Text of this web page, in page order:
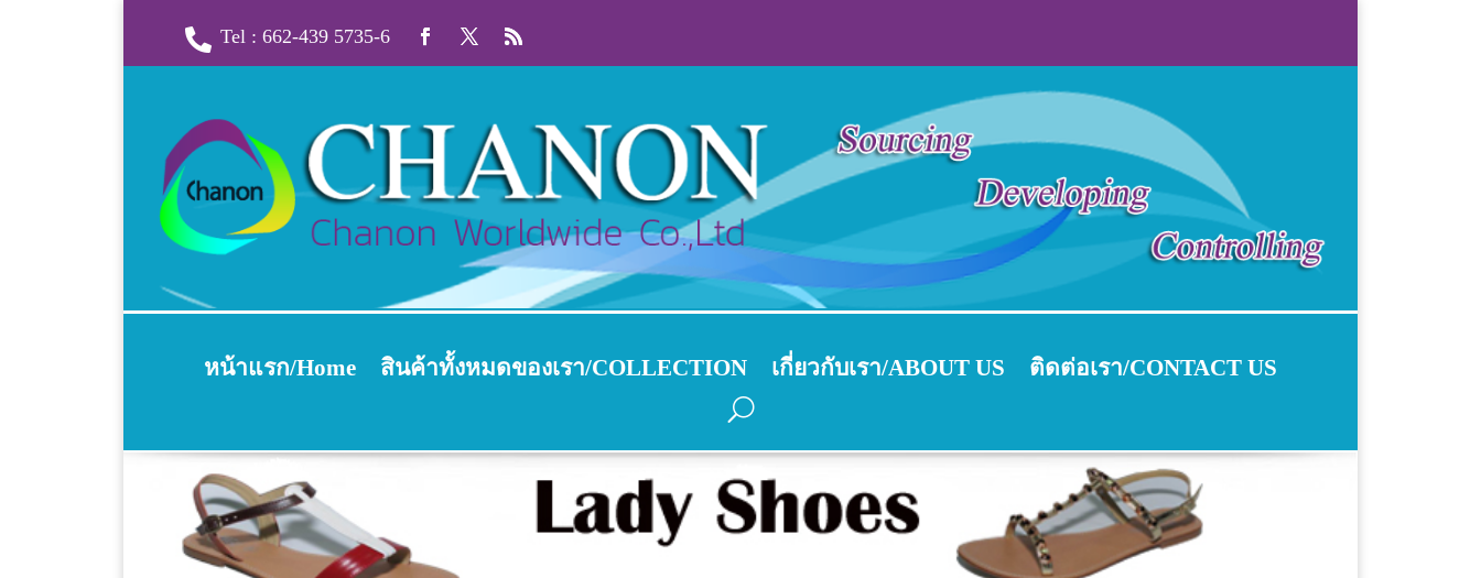
 Tel : 662-439 5735-6
หน้าแรก/Home สินค้าทั้งหมดของเรา/COLLECTION เกี่ยวกับเรา/ABOUT US ติดต่อเรา/CONTACT US